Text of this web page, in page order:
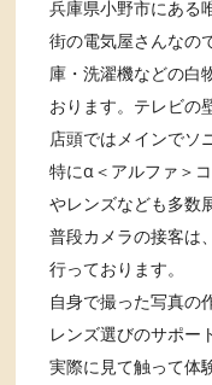
兵庫県小野市にある
街の電気屋さんなの
庫・洗濯機などの白
おります。テレビの
店頭ではメインでソ
特にα＜アルファ＞
やレンズなども多数
普段カメラの接客は
行っております。
自身で撮った写真の
レンズ選びのサポー
実際に見て触って体